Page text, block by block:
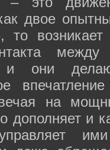
двое
то возникает
и они
на
дополняет и
управляет